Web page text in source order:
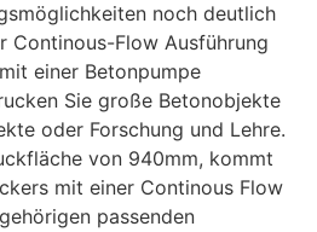
noch deutlich
Continous-Flow Ausführung
einer Betonpumpe
Sie große Betonobjekte
oder Forschung und Lehre.
von 940mm, kommt
mit einer Continous Flow
passenden